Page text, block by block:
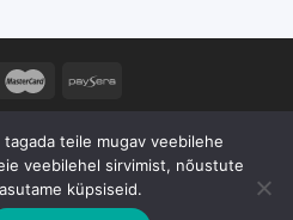
Igasugune sisu kopeerimine ja
on rangelt keelatud. 2026 ©
- Petkuvienės individuaaltöö
teile mugav veebilehe
veebilehel sirvimist, nõustute
küpsiseid.